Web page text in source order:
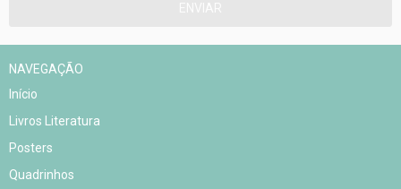
NAVEGAÇÃO
Início
Livros Literatura
Posters
Quadrinhos